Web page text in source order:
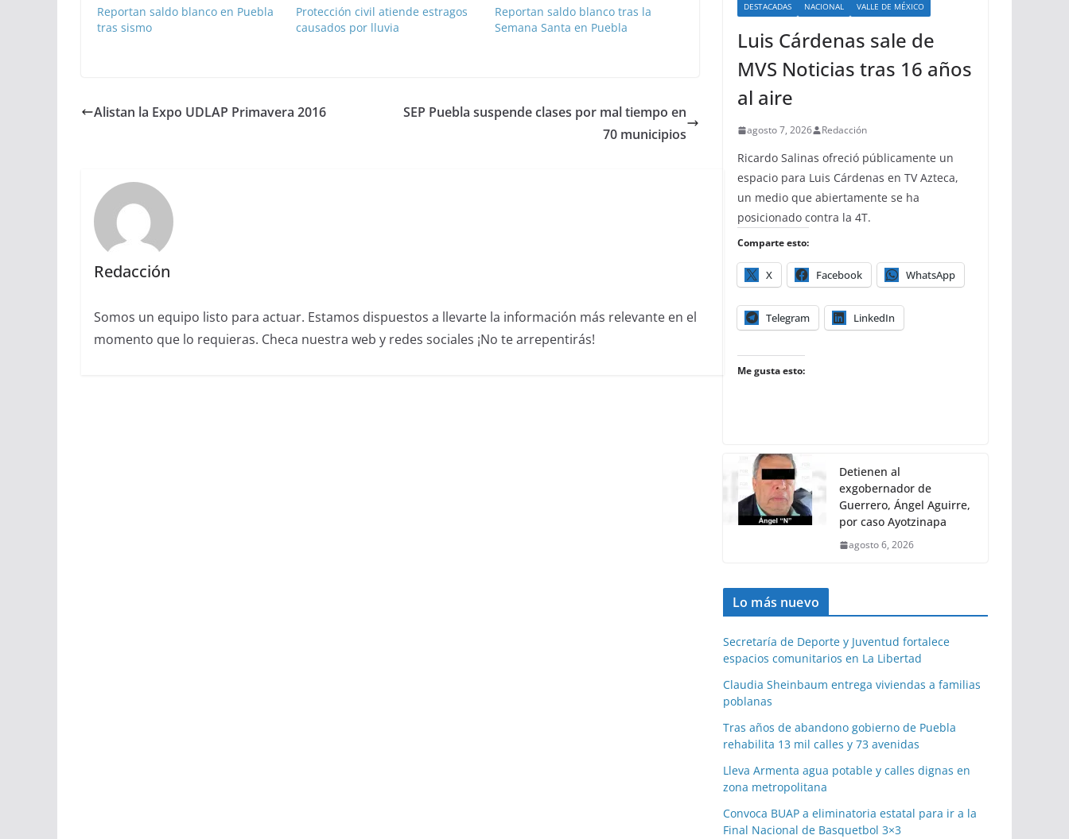
Reportan saldo blanco en Puebla
tras sismo
Protección civil atiende estragos
causados por lluvia
Reportan saldo blanco tras la
Semana Santa en Puebla
Alistan la Expo UDLAP Primavera 2016
SEP Puebla suspende clases por mal tiempo en
70 municipios
Redacción
Somos un equipo listo para actuar. Estamos dispuestos a llevarte la información más relevante en el
momento que lo requieras. Checa nuestra web y redes sociales ¡No te arrepentirás!
DESTACADAS NACIONAL VALLE DE MÉXICO
Luis Cárdenas sale de
MVS Noticias tras 16 años
al aire
agosto 7, 2026 Redacción
Ricardo Salinas ofreció públicamente un
espacio para Luis Cárdenas en TV Azteca,
un medio que abiertamente se ha
posicionado contra la 4T.
Comparte esto:
X Facebook WhatsApp
Telegram LinkedIn
Me gusta esto:
Detienen al
exgobernador de
Guerrero, Ángel Aguirre,
por caso Ayotzinapa
agosto 6, 2026
Lo más nuevo
Secretaría de Deporte y Juventud fortalece
espacios comunitarios en La Libertad
Claudia Sheinbaum entrega viviendas a familias
poblanas
Tras años de abandono gobierno de Puebla
rehabilita 13 mil calles y 73 avenidas
Lleva Armenta agua potable y calles dignas en
zona metropolitana
Convoca BUAP a eliminatoria estatal para ir a la
Final Nacional de Basquetbol 3×3